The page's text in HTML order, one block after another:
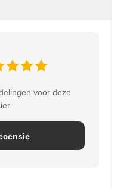
voor deze